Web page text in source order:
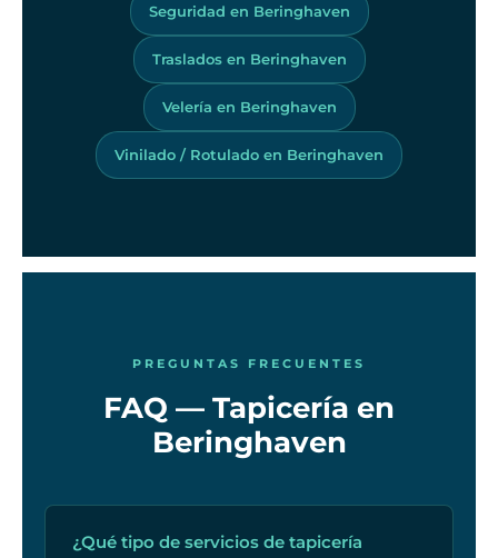
Seguridad en Beringhaven
Traslados en Beringhaven
Velería en Beringhaven
Vinilado / Rotulado en Beringhaven
PREGUNTAS FRECUENTES
FAQ — Tapicería en
Beringhaven
¿Qué tipo de servicios de tapicería